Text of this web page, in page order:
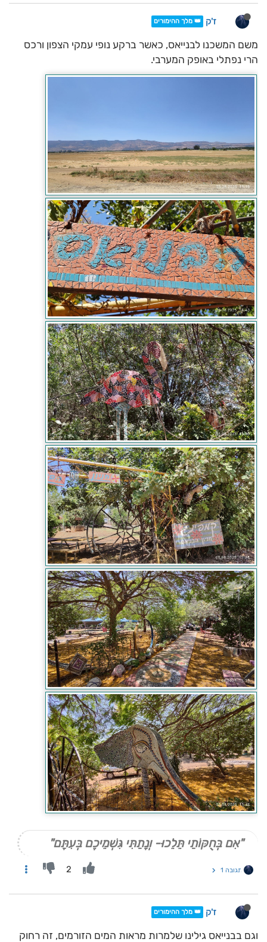
ז'ק 👑 מלך ההימורים
משם המשכנו לבנייאס, כאשר ברקע נופי עמקי הצפון ורכס
הרי נפתלי באופק המערבי.
"אִם בְּחֻקּוֹתַי תֵּלֵכוּ- וְנָתַתִּי גִּשְׁמֵיכֶם בְּעִתָּם"
תגובה 1 2
ז'ק 👑 מלך ההימורים
וגם בבנייאס גילינו שלמרות מראות המים הזורמים, זה רחוק